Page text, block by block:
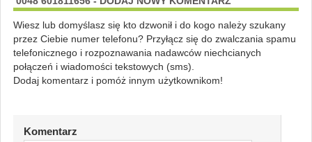
Wiesz lub domyślasz się kto dzwonił i do kogo należy szukany
przez Ciebie numer telefonu? Przyłącz się do zwalczania spamu
telefonicznego i rozpoznawania nadawców niechcianych
połączeń i wiadomości tekstowych (sms).
Dodaj komentarz i pomóż innym użytkownikom!
Komentarz